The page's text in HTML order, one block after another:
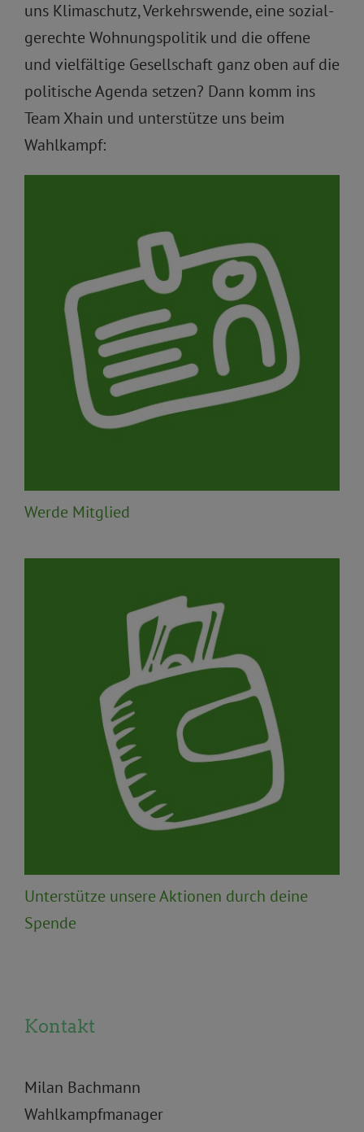
uns Klimaschutz, Verkehrswende, eine sozial-
gerechte Wohnungspolitik und die offene
und vielfältige Gesellschaft ganz oben auf die
politische Agenda setzen? Dann komm ins
Team Xhain und unterstütze uns beim
Wahlkampf:
Werde Mitglied
Unterstütze unsere Aktionen durch deine
Spende
Kontakt
Milan Bachmann
Wahlkampfmanager